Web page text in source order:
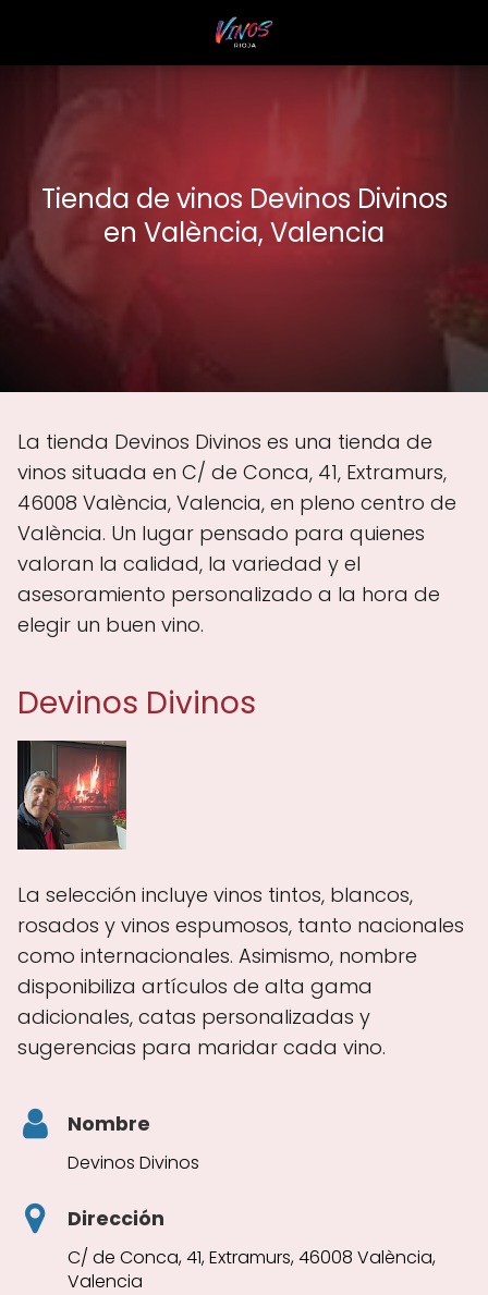
Tienda de vinos Devinos Divinos
en València, Valencia
La tienda Devinos Divinos es una tienda de
vinos situada en C/ de Conca, 41, Extramurs,
46008 València, Valencia, en pleno centro de
València. Un lugar pensado para quienes
valoran la calidad, la variedad y el
asesoramiento personalizado a la hora de
elegir un buen vino.
Devinos Divinos
La selección incluye vinos tintos, blancos,
rosados y vinos espumosos, tanto nacionales
como internacionales. Asimismo, nombre
disponibiliza artículos de alta gama
adicionales, catas personalizadas y
sugerencias para maridar cada vino.
Nombre
Devinos Divinos
Dirección
C/ de Conca, 41, Extramurs, 46008 València,
Valencia